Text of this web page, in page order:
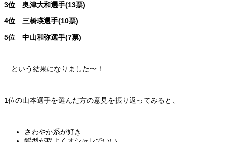
3位 奥津大和選手(13票)
4位 三橋瑛選手(10票)
5位 中山和弥選手(7票)
…という結果になりました〜！
1位の山本選手を選んだ方の意見を振り返ってみると、
さわやか系が好き